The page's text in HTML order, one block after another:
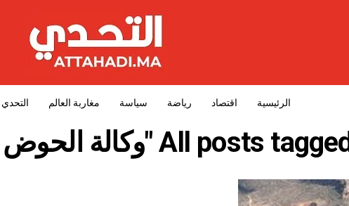
الرئيسية اقتصاد رياضة سياسة مغاربة العالم التحدي 24
All posts tagged "وكالة الحوض المائي سوس"